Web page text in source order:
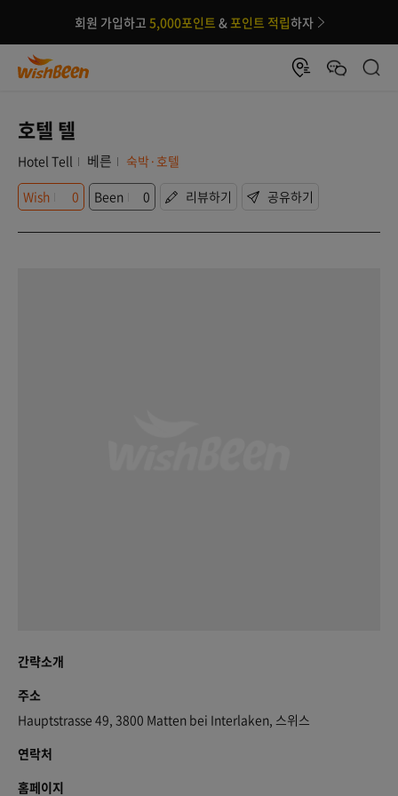
회원 가입하고 5,000포인트 &포인트 적립하자
호텔 텔
Hotel Tell 베른
숙박·호텔
Wish
0 Been 0 리뷰하기 공유하기
간략소개
주소
Hauptstrasse 49, 3800 Matten bei Interlaken, 스위스
연락처
홈페이지